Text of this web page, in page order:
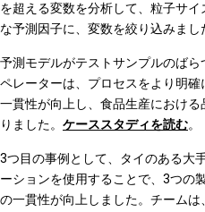
を超える変数を分析して、粒子サ
な予測因子に、変数を絞り込みまし
予測モデルがテストサンプルのば
ペレーターは、プロセスをより明確
一貫性が向上し、食品生産におけ
りました。 ケーススタディを読む。
3つ目の事例として、タイのある大
ーションを使用することで、3つの
の一貫性が向上しました。チーム